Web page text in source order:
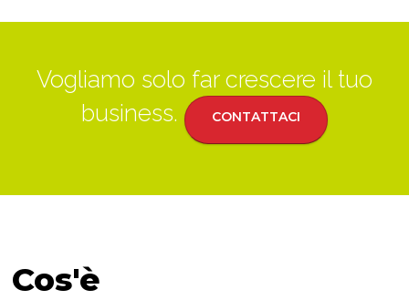
Vogliamo solo far crescere il tuo
business.
CONTATTACI
Cos'è